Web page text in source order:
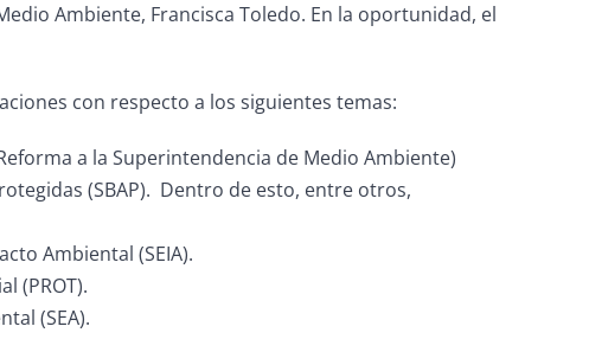
Ambiente, Francisca Toledo. En la oportunidad, el
con respecto a los siguientes temas:
a la Superintendencia de Medio Ambiente)
(SBAP). Dentro de esto, entre otros,
Ambiental (SEIA).
(PROT).
(SEA).